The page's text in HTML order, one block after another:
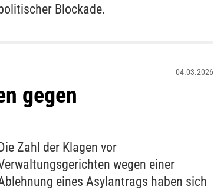
Blockade.
gegen
04.03.2026
Zahl der Klagen vor
wegen einer
eines Asylantrags haben sich